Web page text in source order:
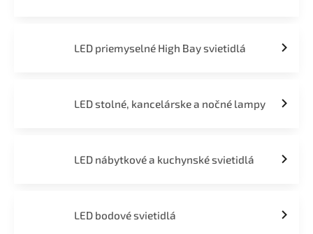
LED priemyselné High Bay svietidlá
LED stolné, kancelárske a nočné lampy
LED nábytkové a kuchynské svietidlá
LED bodové svietidlá